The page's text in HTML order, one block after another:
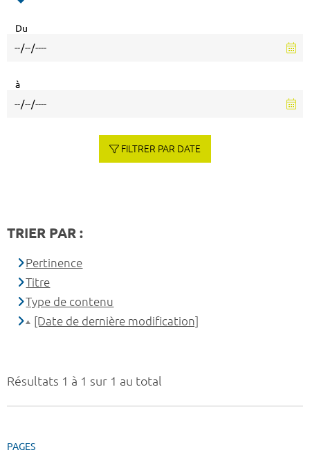
Résultats 1 à 1 sur 1 au total
PAGES
Du
à
FILTRER PAR DATE
TRIER PAR :
Pertinence
Titre
Type de contenu
[Date de dernière modification]